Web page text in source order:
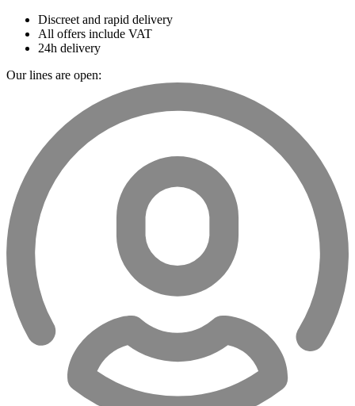
Discreet and rapid delivery
All offers include VAT
24h delivery
Our lines are open: